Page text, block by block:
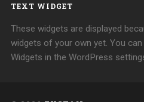
TEXT WIDGET
These widgets are displayed
widgets of your own yet. You
Widgets in the WordPress